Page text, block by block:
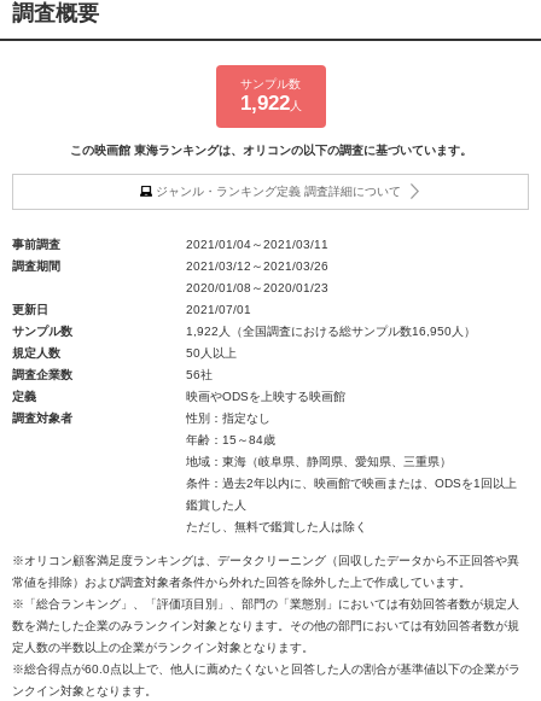
調査概要
サンプル数
1,922人
この映画館 東海ランキングは、オリコンの以下の調査に基づいています。
ジャンル・ランキング定義 調査詳細について
事前調査
2021/01/04～2021/03/11
調査期間
2021/03/12～2021/03/26
2020/01/08～2020/01/23
更新日
2021/07/01
サンプル数
1,922人（全国調査における総サンプル数16,950人）
規定人数
50人以上
調査企業数
56社
定義
映画やODSを上映する映画館
調査対象者
性別：指定なし
年齢：15～84歳
地域：東海（岐阜県、静岡県、愛知県、三重県）
条件：過去2年以内に、映画館で映画または、ODSを1回以上
鑑賞した人
ただし、無料で鑑賞した人は除く
※オリコン顧客満足度ランキングは、データクリーニング（回収したデータから不正回答や異
常値を排除）および調査対象者条件から外れた回答を除外した上で作成しています。
※「総合ランキング」、「評価項目別」、部門の「業態別」においては有効回答者数が規定人
数を満たした企業のみランクイン対象となります。その他の部門においては有効回答者数が規
定人数の半数以上の企業がランクイン対象となります。
※総合得点が60.0点以上で、他人に薦めたくないと回答した人の割合が基準値以下の企業がラ
ンクイン対象となります。